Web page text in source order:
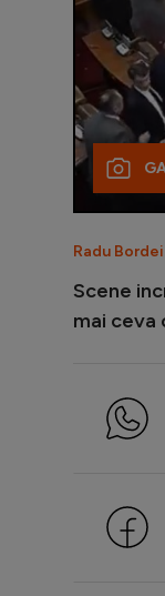
Radu Bordei
Scene
mai ceva